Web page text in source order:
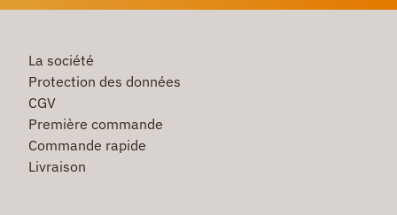
La société
Protection des données
CGV
Première commande
Commande rapide
Livraison